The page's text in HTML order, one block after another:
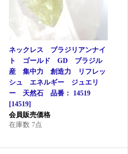
ネックレス ブラジリアンナイ
ト ゴールド GD ブラジル
産 集中力 創造力 リフレッ
シュ エネルギー ジュエリ
ー 天然石 品番： 14519
[14519]
会員販売価格
在庫数 7点